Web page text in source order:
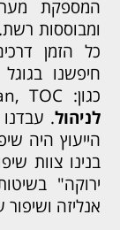
המספקת
ומבוססות
כל הזמן
חיפשנו
כגון: Lean, TOC וכך הגענו ל
לניהול.
הייעוץ היה
בנינו צוות
אנליזה ושיפור